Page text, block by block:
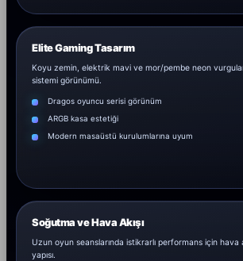
Elite Gaming Tasarım
Koyu zemin, elektrik mavi ve mor/pembe neon
sistemi görünümü.
Dragos oyuncu serisi görünüm
ARGB kasa estetiği
Modern masaüstü kurulumlarına uyum
Soğutma ve Hava Akışı
Uzun oyun seanslarında istikrarlı performans için hava
yapısı.